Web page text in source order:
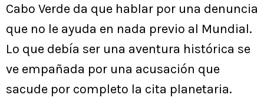
Cabo Verde da que hablar por una denuncia
que no le ayuda en nada previo al Mundial.
Lo que debía ser una aventura histórica se
ve empañada por una acusación que
sacude por completo la cita planetaria.